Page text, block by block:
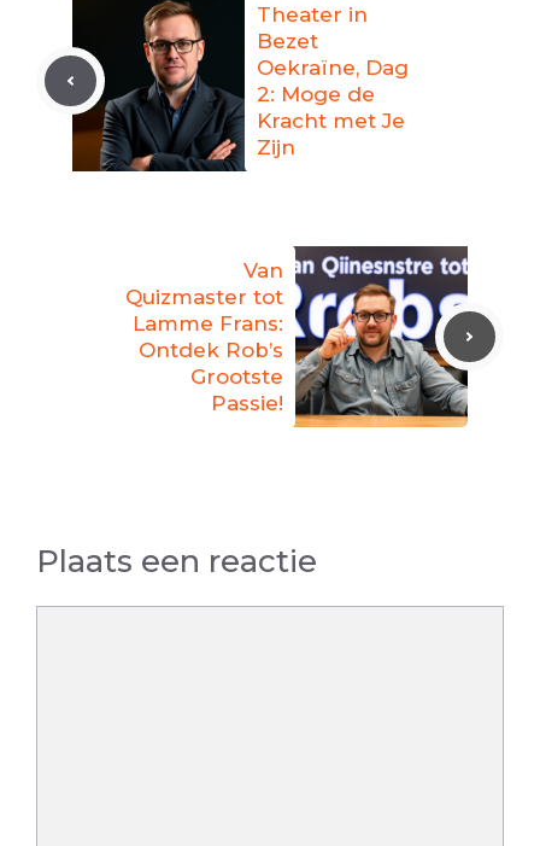
Theater in
Bezet
Oekraïne, Dag
2: Moge de
Kracht met Je
Zijn
Van
Quizmaster tot
Lamme Frans:
Ontdek Rob’s
Grootste
Passie!
Plaats een reactie